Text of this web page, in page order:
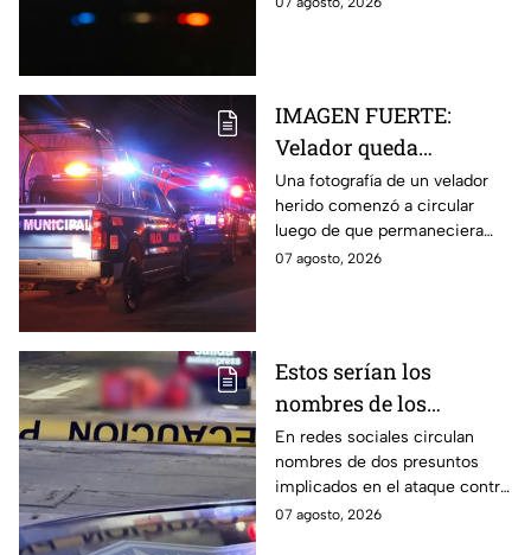
herido
IMAGEN FUERTE:
Velador queda
gravemente herido tras
ataque con arma
blanca en
Aguascalientes
Una fotografía de un velador
herido comenzó a circular
luego de que permaneciera
varias horas hospitalizado tras
07 agosto, 2026
Estos serían los
nombres de los
presuntos implicados
en ataque contra César
Gastélum en Culiacán
En redes sociales circulan
nombres de dos presuntos
implicados en el ataque contra
el creador de contenido César
07 agosto, 2026